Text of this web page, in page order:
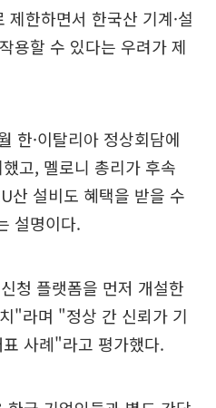
한하면서 한국산 기계·설
용할 수 있다는 우려가 제
한·이탈리아 정상회담에
고, 멜로니 총리가 후속
산 설비도 혜택을 받을 수
설명이다.
청 플랫폼을 먼저 개설한
"라며 "정상 간 신뢰가 기
사례"라고 평가했다.